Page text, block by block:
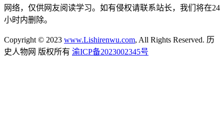
网络，仅供网友阅读学习。如有侵权请联系站长，我们将在24
小时内删除。
Copyright © 2023 www.Lishirenwu.com, All Rights Reserved. 历
史人物网 版权所有 渝ICP备2023002345号